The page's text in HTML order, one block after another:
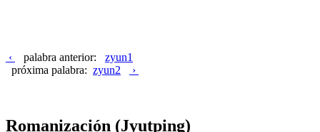
‹ palabra anterior: zyun1
próxima palabra: zyun2 ›
Romanización (Jyutping)